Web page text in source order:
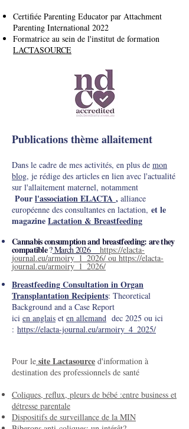
Certifiée Parenting Educator par Attachment
Parenting International 2022
Formatrice au sein de l'institut de formation
LACTASOURCE
Publications thème allaitement
Dans le cadre de mes activités, en plus de mon
blog, je rédige des articles en lien avec l'actualité
sur l'allaitement maternel, notamment
Pourl'association ELACTA , alliance
européenne des consultantes en lactation, et le
magazineLactation & Breastfeeding
Cannabis consumption and breastfeeding: are they
compatible?March 2026https://elacta-
journal.eu/armoiry_1_2026/ ou https://elacta-
journal.eu/armoiry_1_2026/
Breastfeeding Consultation in Organ
Transplantation Recipients: Theoretical
Background and a Case Report
ici en anglais et en allemand dec 2025 ou ici
: https://elacta-journal.eu/armoiry_4_2025/
Pour le site Lactasource d'information à
destination des professionnels de santé
Coliques, reflux, pleurs de bébé :entre business et
détresse parentale
Dispositifs de surveillance de la MIN